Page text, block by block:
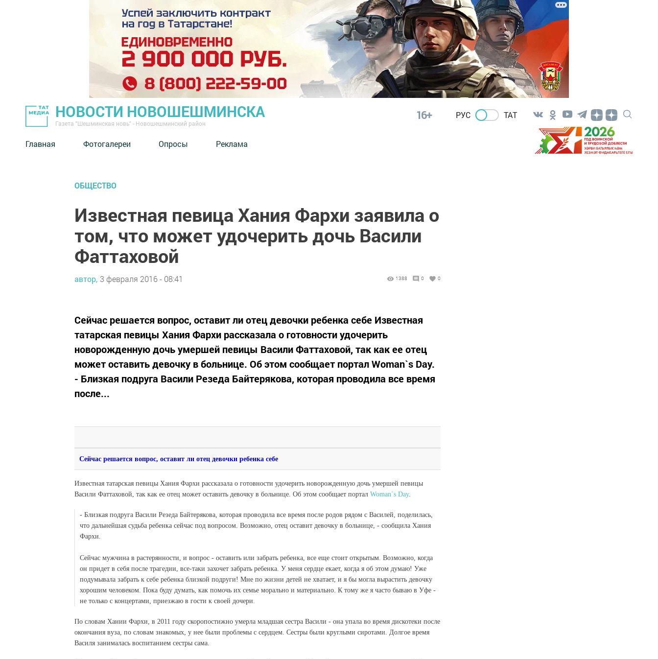
НОВОСТИ НОВОШЕШМИНСКА
Газета "Шешминская новь" - Новошешминский район
16+ РУС ТАТ
Главная Фотогалереи Опросы Реклама
ОБЩЕСТВО
Известная певица Хания Фархи заявила о
том, что может удочерить дочь Васили
Фаттаховой
автор, 3 февраля 2016 - 08:41 1388 0 0
Сейчас решается вопрос, оставит ли отец девочки ребенка себе Известная
татарская певицы Хания Фархи рассказала о готовности удочерить
новорожденную дочь умершей певицы Васили Фаттаховой, так как ее отец
может оставить девочку в больнице. Об этом сообщает портал Woman`s Day.
- Близкая подруга Васили Резеда Байтерякова, которая проводила все время
после...
Сейчас решается вопрос, оставит ли отец девочки ребенка себе
Известная татарская певицы Хания Фархи рассказала о готовности удочерить новорожденную дочь умершей певицы
Васили Фаттаховой, так как ее отец может оставить девочку в больнице. Об этом сообщает портал Woman`s Day.
- Близкая подруга Васили Резеда Байтерякова, которая проводила все время после родов рядом с Василей, поделилась,
что дальнейшая судьба ребенка сейчас под вопросом. Возможно, отец оставит девочку в больнице, - сообщила Хания
Фархи.
Сейчас мужчина в растерянности, и вопрос - оставить или забрать ребенка, все еще стоит открытым. Возможно, когда
он придет в себя после трагедии, все-таки захочет забрать ребенка. У меня сердце екает, когда я об этом думаю! Уже
подумывала забрать к себе ребенка близкой подруги! Мне по жизни детей не хватает, и я бы могла вырастить девочку
хорошим человеком. Пока буду думать, как помочь их семье морально и материально. К тому же я часто бываю в Уфе -
не только с концертами, приезжаю в гости к своей дочери.
По словам Хании Фархи, в 2011 году скоропостижно умерла младшая сестра Васили - она упала во время дискотеки после
окончания вуза, по словам знакомых, у нее были проблемы с сердцем. Сестры были круглыми сиротами. Долгое время
Василя занималась воспитанием сестры сама.